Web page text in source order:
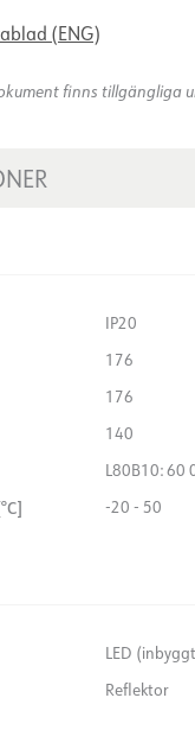
(ENG)
finns tillgängliga
IP20
176
176
140
L80B10: 60
-20 - 50
LED
Reflektor